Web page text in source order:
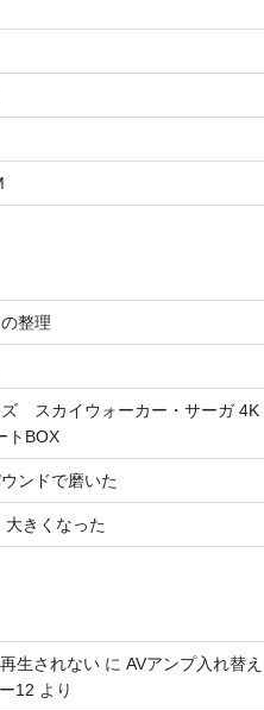
整理
ズ スカイウォーカー・サーガ 4K
トBOX
ンドで磨いた
大きくなった
生されないに AVアンプ入れ替え
12 より